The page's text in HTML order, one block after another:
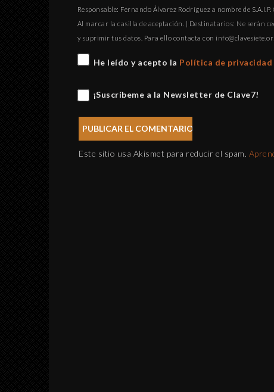
Responsable: Fernando Álvarez Rodríguez a nombre de
Al marcar la casilla de aceptación. | Destinatarios: Ne serán
y suprimir tus datos. Para ello contacta con
He leído y acepto la Política de privacidad
¡Suscríbeme a la Newsletter de Clave7!
Este sitio usa Akismet para reducir el spam.